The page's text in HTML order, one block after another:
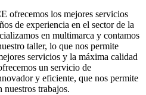
ofrecemos los mejores servicios
de experiencia en el sector de la
en multimarca y contamos
taller, lo que nos permite
servicios y la máxima calidad
un servicio de
y eficiente, que nos permite
nuestros trabajos.